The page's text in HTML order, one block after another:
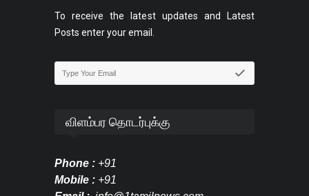
To receive the latest updates and Latest
Posts enter your email.
விளம்பர தொடர்புக்கு
Phone : +91
Mobile : +91